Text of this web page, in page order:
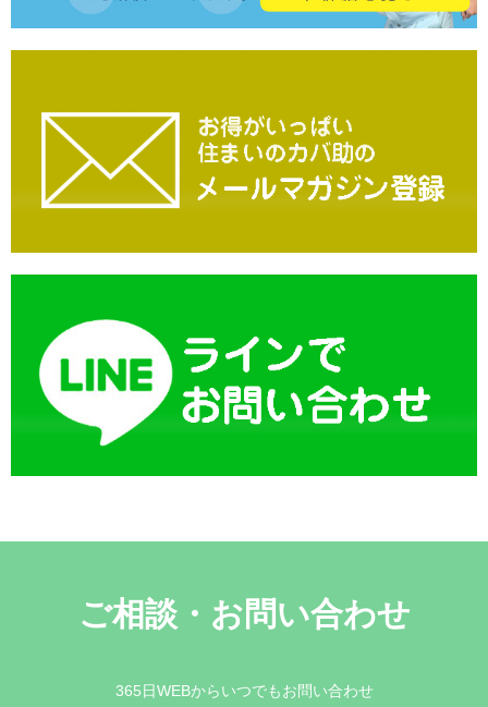
ご相談・お問い合わせ
365日WEBからいつでもお問い合わせ